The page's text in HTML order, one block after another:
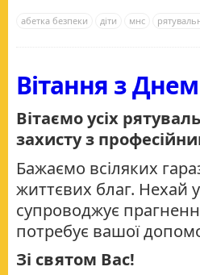
абетка безпеки діти мнс
Вітання з
Вітаємо усіх
захисту з
Бажаємо всіляких
життєвих благ. Нехай
супроводжує
потребує вашої
Зі святом Вас!